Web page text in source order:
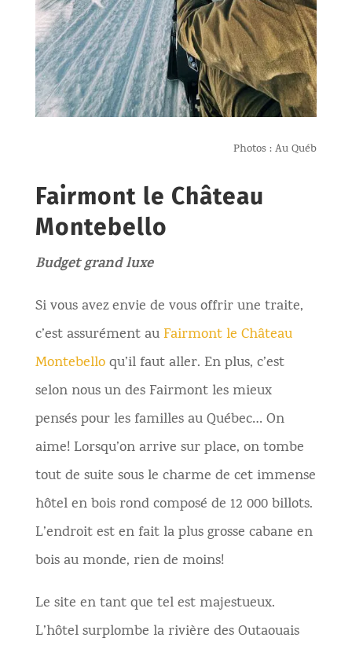
Photos : Au Québ
Fairmont le Château
Montebello
Budget grand luxe
Si vous avez envie de vous offrir une traite,
c’est assurément auFairmont le Château
Montebelloqu’il faut aller. En plus, c’est
selon nous un des Fairmont les mieux
pensés pour les familles au Québec… On
aime! Lorsqu’on arrive sur place, on tombe
tout de suite sous le charme de cet immense
hôtel en bois rond composé de 12 000 billots.
L’endroit est en fait la plus grosse cabane en
bois au monde, rien de moins!
Le site en tant que tel est majestueux.
L’hôtel surplombe la rivière des Outaouais